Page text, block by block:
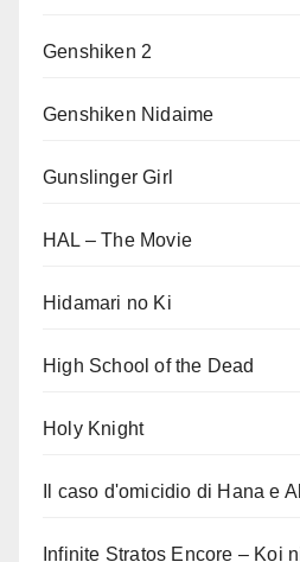
Genshiken 2
Genshiken Nidaime
Gunslinger Girl
HAL – The Movie
Hidamari no Ki
High School of the Dead
Holy Knight
Il caso d'omicidio di Hana e
Infinite Stratos Encore – Koi